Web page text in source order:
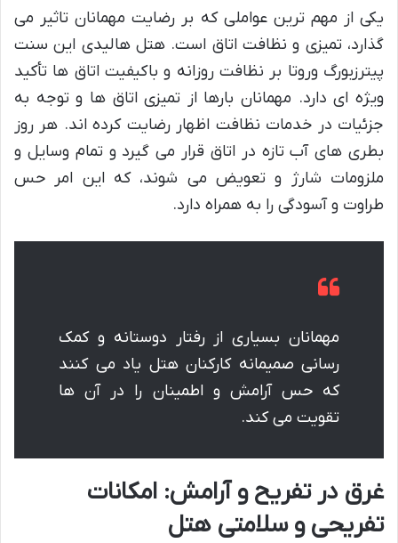
یکی از مهم ترین عواملی که بر رضایت مهمانان تاثیر می
گذارد، تمیزی و نظافت اتاق است. هتل هالیدی این سنت
پیترزبورگ وروتا بر نظافت روزانه و باکیفیت اتاق ها تأکید
ویژه ای دارد. مهمانان بارها از تمیزی اتاق ها و توجه به
جزئیات در خدمات نظافت اظهار رضایت کرده اند. هر روز
بطری های آب تازه در اتاق قرار می گیرد و تمام وسایل و
ملزومات شارژ و تعویض می شوند، که این امر حس
طراوت و آسودگی را به همراه دارد.
مهمانان بسیاری از رفتار دوستانه و کمک
رسانی صمیمانه کارکنان هتل یاد می کنند
که حس آرامش و اطمینان را در آن ها
تقویت می کند.
غرق در تفریح و آرامش: امکانات
تفریحی و سلامتی هتل